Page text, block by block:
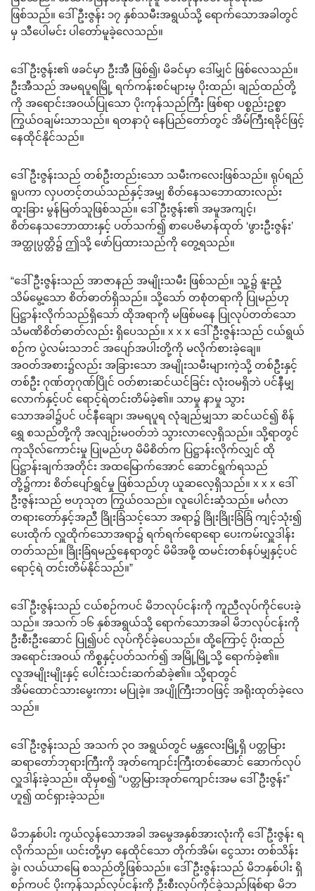
ဖြစ်သည်။ ဒေါ်ဦးဇွန်း ၁၇ နှစ်သမီးအရွယ်သို့ ရောက်သောအခါတွင်
မှ သီပေါမင်း ပါတော်မူခဲ့လေသည်။
ဒေါ်ဦးဇွန်း၏ ဖခင်မှာ ဦးအီ ဖြစ်၍၊ မိခင်မှာ ဒေါ်မျှင် ဖြစ်လေသည်။
ဦးအီသည် အမရပူရမြို့ ရက်ကန်းစင်များမှ ပိုးထည်၊ ချည်ထည်တို့
ကို အရောင်းအဝယ်ပြုသော ပိုးကုန်သည်ကြီး ဖြစ်ရာ ပစ္စည်းဥစ္စာ
ကြွယ်ဝချမ်းသာသည်။ ရတနာပုံ နေပြည်တော်တွင် အိမ်ကြီးရခိုင်ဖြင့်
နေထိုင်နိုင်သည်။
ဒေါ်ဦးဇွန်းသည် တစ်ဦးတည်းသော သမီးကလေးဖြစ်သည်။ ရုပ်ရည်
ရူပကာ လှပတင့်တယ်သည်နှင့်အမျှ စိတ်နေသဘောထားလည်း
ထူးခြား မွန်မြတ်သူဖြစ်သည်။ ဒေါ်ဦးဇွန်း၏ အမူအကျင့်၊
စိတ်နေသဘောထားနှင့် ပတ်သက်၍ စာပေဗိမာန်ထုတ် ‘ဖွားဦးဇွန်း’
အတ္ထုပ္ပတ္တိ၌ ဤသို့ ဖော်ပြထားသည်ကို တွေ့ရသည်။
“ဒေါ်ဦးဇွန်းသည် အာဇာနည် အမျိုးသမီး ဖြစ်သည်။ သူ့၌ နူးညံ့
သိမ်မွေ့သော စိတ်ဓာတ်ရှိသည်။ သို့သော် တစုံတရာကို ပြုမည်ဟု
ပြဋ္ဌာန်းလိုက်သည်ရှိသော် ထိုအရာကို မဖြစ်မနေ ပြုလုပ်တတ်သော
သံမဏိစိတ်ဓာတ်လည်း ရှိပေသည်။ x x x ဒေါ်ဦးဇွန်းသည် ငယ်ရွယ်
စဉ်က ပွဲလမ်းသဘင် အပျော်အပါးတို့ကို မလိုက်စားခဲ့ချေ။
အဝတ်အစား၌လည်း အခြားသော အမျိုးသမီးများကဲ့သို့ တစ်ဦးနှင့်
တစ်ဦး ဂုဏ်တုဂုဏ်ပြိုင် ဝတ်စားဆင်ယင်ခြင်း လုံးဝမရှိဘဲ ပင်နီမျှ
လောက်နှင့်ပင် ရောင့်ရဲတင်းတိမ်ခဲ့၏။ သာမှု နာမှု သွား
သောအခါ၌ပင် ပင်နီချော၊ အမရပူရ လုံချည်မျှသာ ဆင်ယင်၍ စိန်
ရွှေ စသည်တို့ကို အလျဉ်းမဝတ်ဘဲ သွားလာလေ့ရှိသည်။ သို့ရာတွင်
ကုသိုလ်ကောင်းမှု ပြုမည်ဟု မိမိစိတ်က ပြဋ္ဌာန်းလိုက်လျှင် ထို
ပြဋ္ဌာန်းချက်အတိုင်း အထမြောက်အောင် ဆောင်ရွက်ရသည်
တို့၌ကား စိတ်ပျော်ရွှင်မှု ဖြစ်သည်ဟု ယူဆလေ့ရှိသည်။ x x x ဒေါ်
ဦးဇွန်းသည် ဗဟုသုတ ကြွယ်ဝသည်။ လူပေါင်းဆံ့သည်။ မင်္ဂလာ
တရားတော်နှင့်အညီ ခြိုးခြံသင့်သော အရာ၌ ခြိုးခြိုးခြံခြံ ကျင့်သုံး၍
ပေးထိုက် လှူထိုက်သောအရာ၌ ရက်ရက်ရောရော ပေးကမ်းလှူဒါန်း
တတ်သည်။ ခြိုးခြံရမည့်နေရာတွင် မိမိအဖို့ ထမင်းတစ်နပ်မျှနှင့်ပင်
ရောင့်ရဲ တင်းတိမ်နိုင်သည်။”
ဒေါ်ဦးဇွန်းသည် ငယ်စဉ်ကပင် မိဘလုပ်ငန်းကို ကူညီလုပ်ကိုင်ပေးခဲ့
သည်။ အသက် ၁၆ နှစ်အရွယ်သို့ ရောက်သောအခါ မိဘလုပ်ငန်းကို
ဦးစီးဦးဆောင် ပြု၍ပင် လုပ်ကိုင်ခဲ့ပေသည်။ ထို့ကြောင့် ပိုးထည်
အရောင်းအဝယ် ကိစ္စနှင့်ပတ်သက်၍ အမြို့မြို့သို့ ရောက်ခဲ့၏။
လူအမျိုးမျိုးနှင့် ပေါင်းသင်းဆက်ဆံခဲ့၏။ သို့ရာတွင်
အိမ်ထောင်သားမွေးကား မပြုခဲ့။ အပျိုကြီးဘဝဖြင့် အရိုးထုတ်ခဲ့လေ
သည်။
ဒေါ်ဦးဇွန်းသည် အသက် ၃၀ အရွယ်တွင် မန္တလေးမြို့ရှိ ပတ္တမြား
ဆရာတော်ဘုရားကြီးကို အုတ်ကျောင်းကြီးတစ်ဆောင် ဆောက်လုပ်
လှူဒါန်းခဲ့သည်။ ထိုမှစ၍ “ပတ္တမြားအုတ်ကျောင်းအမ ဒေါ်ဦးဇွန်း”
ဟူ၍ ထင်ရှားခဲ့သည်။
မိဘနှစ်ပါး ကွယ်လွန်သောအခါ အမွေအနှစ်အားလုံးကို ဒေါ်ဦးဇွန်း ရ
လိုက်သည်။ ယင်းတို့မှာ နေထိုင်သော တိုက်အိမ်၊ ငွေသား တစ်သိန်း
ခွဲ၊ လယ်ယာမြေ စသည်တို့ဖြစ်သည်။ ဒေါ်ဦးဇွန်းသည် မိဘနှစ်ပါး ရှိ
စဉ်ကပင် ပိုးကုန်သည်လုပ်ငန်းကို ဦးစီးလုပ်ကိုင်ခဲ့သည်ဖြစ်ရာ မိဘ